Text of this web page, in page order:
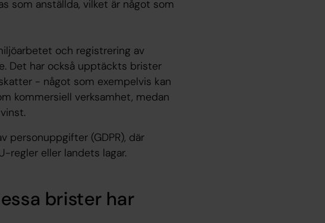
som anställda, vilket är något som
och registrering av
Det har också upptäckts brister
- något som exempelvis kan
kommersiell verksamhet, medan
personuppgifter (GDPR), där
regler eller landets lagar.
brister har